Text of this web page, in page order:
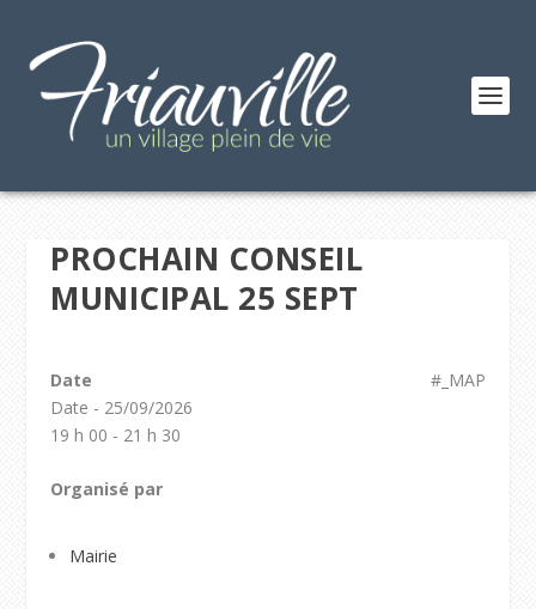
PROCHAIN CONSEIL
MUNICIPAL 25 SEPT
#_MAP
Date
Date - 25/09/2026
19 h 00 - 21 h 30
Organisé par
Mairie